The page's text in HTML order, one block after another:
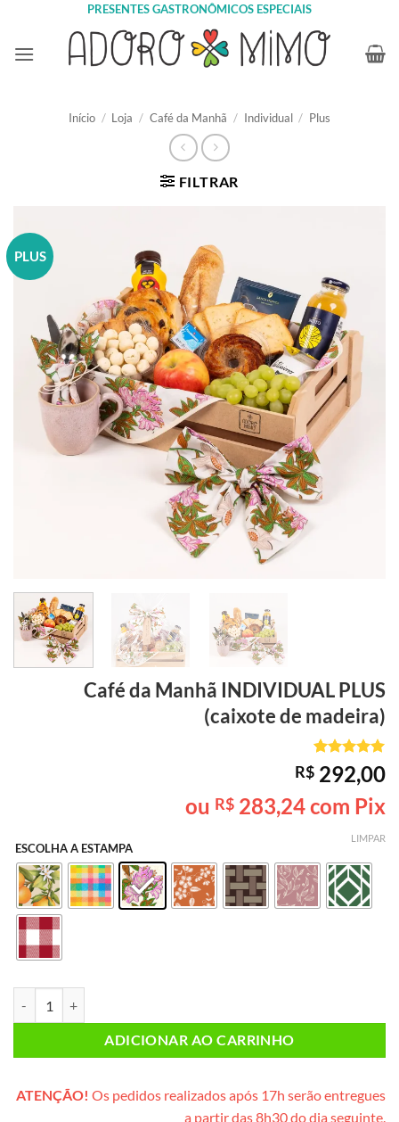
content
PRESENTES GASTRONÔMICOS ESPECIAIS
Início / Loja / Café da Manhã / Individual / Plus
FILTRAR
PLUS
Café da Manhã INDIVIDUAL PLUS
(caixote de madeira)
Avaliado
como5de
5, com
baseado em
5
de clientes
R$ 292,00
ou R$ 283,24com Pix
ESCOLHA A ESTAMPA
LIMPAR
ADICIONAR AO CARRINHO
ATENÇÃO! Os pedidos realizados após 17h serão entregues
a partir das 8h30 do dia seguinte.